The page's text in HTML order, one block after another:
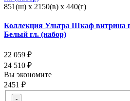
851(ш) x 2150(в) x 440(г)
Коллекция Ультра Шкаф витрина
Белый гл. (набор)
22 059 ₽
24 510 ₽
Вы экономите
2451 ₽
-